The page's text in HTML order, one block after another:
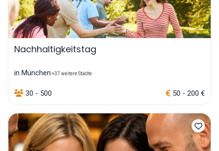
Nachhaltigkeitstag
in München +37 weitere Städte
30 - 500 50 - 200 €